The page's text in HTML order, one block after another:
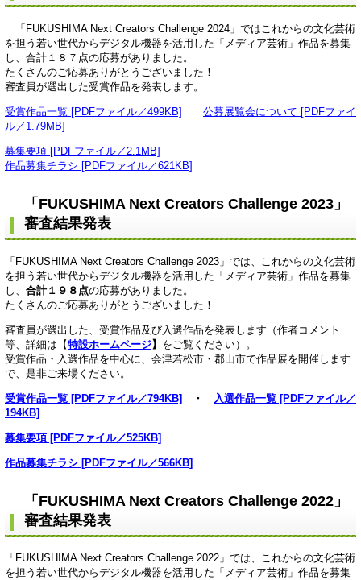
「FUKUSHIMA Next Creators Challenge 2024」ではこれからの文化芸術
を担う若い世代からデジタル機器を活用した「メディア芸術」作品を募集
し、合計１８７点の応募がありました。
たくさんのご応募ありがとうございました！
審査員が選出した受賞作品を発表します。
受賞作品一覧 [PDFファイル／499KB]
公募展覧会について [PDFファイ
ル／1.79MB]
募集要項 [PDFファイル／2.1MB]
作品募集チラシ [PDFファイル／621KB]
「FUKUSHIMA Next Creators Challenge 2023」
審査結果発表
「FUKUSHIMA Next Creators Challenge 2023」では、これからの文化芸術
を担う若い世代からデジタル機器を活用した「メディア芸術」作品を募集
し、 合計１９８点の応募がありました。
たくさんのご応募ありがとうございました！
審査員が選出した、受賞作品及び入選作品を発表します（作者コメント
等、詳細は【特設ホームページ】 をご覧ください）。
受賞作品・入選作品を中心に、会津若松市・郡山市で作品展を開催します
で、是非ご来場ください。
受賞作品一覧 [PDFファイル／794KB] ・
入選作品一覧 [PDFファイル／
194KB]
募集要項 [PDFファイル／525KB]
作品募集チラシ [PDFファイル／566KB]
「FUKUSHIMA Next Creators Challenge 2022」
審査結果発表
「FUKUSHIMA Next Creators Challenge 2022」では、これからの文化芸術
を担う若い世代からデジタル機器を活用した「メディア芸術」作品を募集